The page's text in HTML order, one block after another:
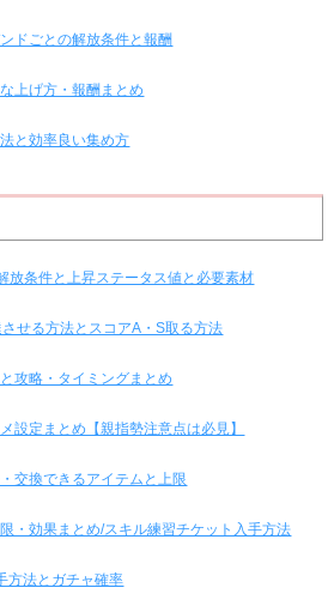
ドごとの解放条件と報酬
上げ方・報酬まとめ
と効率良い集め方
放条件と上昇ステータス値と必要素材
せる方法とスコアA・S取る方法
攻略・タイミングまとめ
設定まとめ【親指勢注意点は必見】
交換できるアイテムと上限
・効果まとめ/スキル練習チケット入手方法
方法とガチャ確率